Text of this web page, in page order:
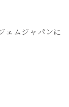
ェムジャパンに